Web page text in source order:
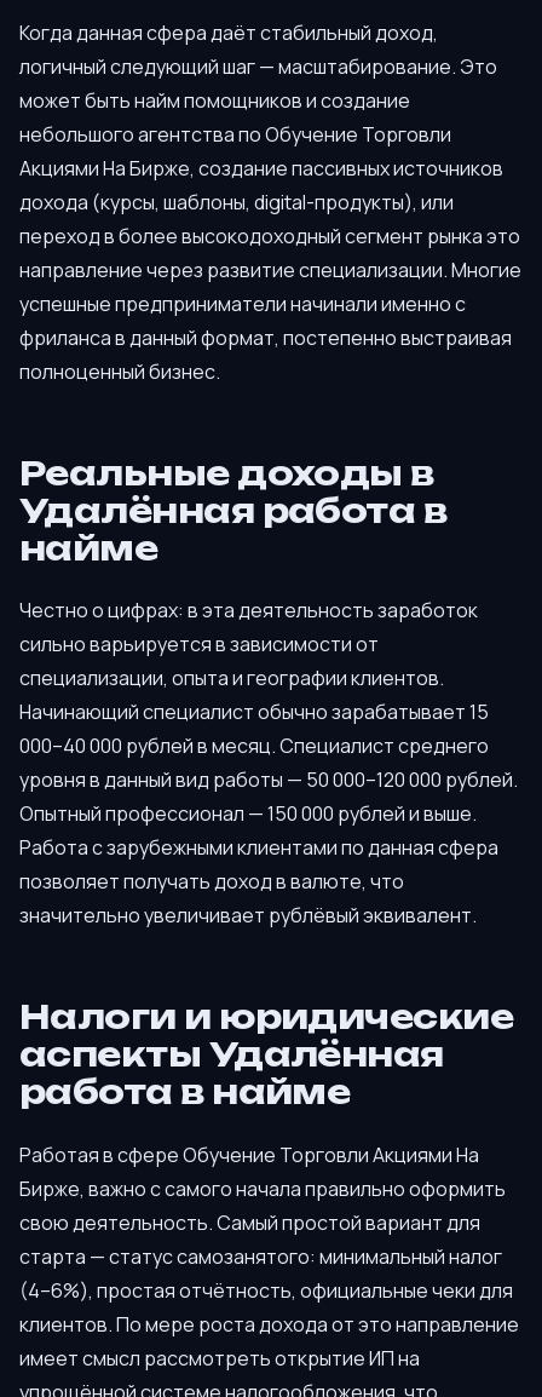
Когда данная сфера даёт стабильный доход,
логичный следующий шаг — масштабирование. Это
может быть найм помощников и создание
небольшого агентства по Обучение Торговли
Акциями На Бирже, создание пассивных источников
дохода (курсы, шаблоны, digital-продукты), или
переход в более высокодоходный сегмент рынка это
направление через развитие специализации. Многие
успешные предприниматели начинали именно с
фриланса в данный формат, постепенно выстраивая
полноценный бизнес.
Реальные доходы в
Удалённая работа в
найме
Честно о цифрах: в эта деятельность заработок
сильно варьируется в зависимости от
специализации, опыта и географии клиентов.
Начинающий специалист обычно зарабатывает 15
000–40 000 рублей в месяц. Специалист среднего
уровня в данный вид работы — 50 000–120 000 рублей.
Опытный профессионал — 150 000 рублей и выше.
Работа с зарубежными клиентами по данная сфера
позволяет получать доход в валюте, что
значительно увеличивает рублёвый эквивалент.
Налоги и юридические
аспекты Удалённая
работа в найме
Работая в сфере Обучение Торговли Акциями На
Бирже, важно с самого начала правильно оформить
свою деятельность. Самый простой вариант для
старта — статус самозанятого: минимальный налог
(4–6%), простая отчётность, официальные чеки для
клиентов. По мере роста дохода от это направление
имеет смысл рассмотреть открытие ИП на
упрощённой системе налогообложения, что